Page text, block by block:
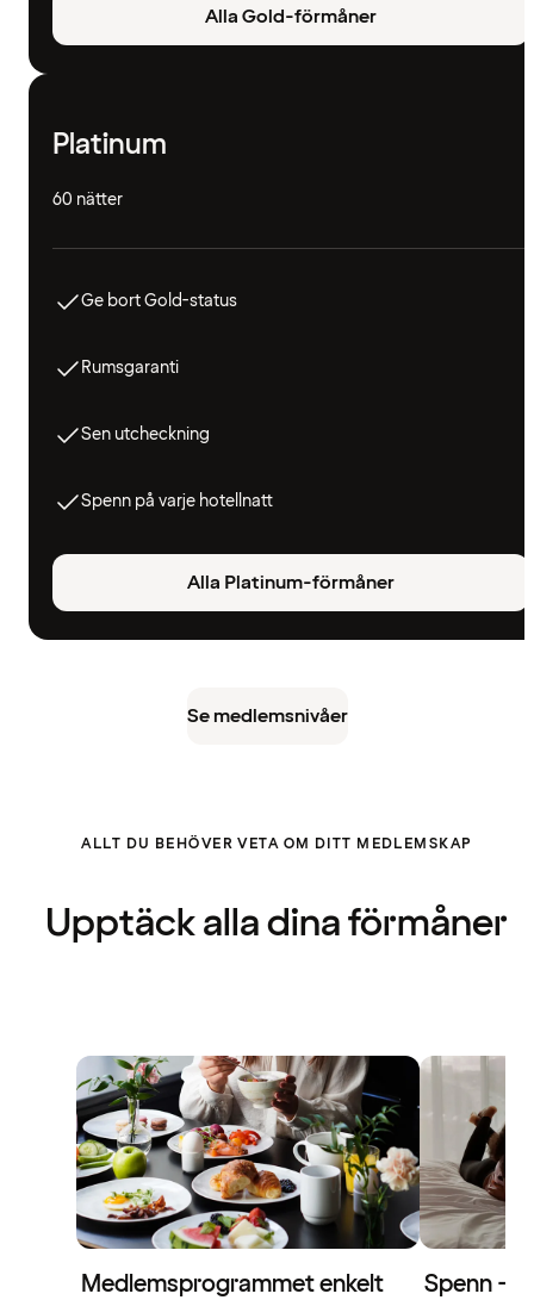
Alla Gold-förmåner
Platinum
60 nätter
Ge bort Gold-status
Rumsgaranti
Sen utcheckning
Spenn på varje hotellnatt
Alla Platinum-förmåner
Se medlemsnivåer
ALLT DU BEHÖVER VETA OM DITT MEDLEMSKAP
Upptäck alla dina förmåner
Medlemsprogrammet enkelt
Spenn –